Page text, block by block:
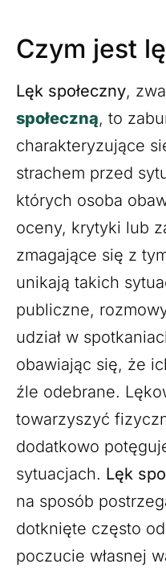
Czym jest
Lęk społeczny,
społeczną, to
charakteryzujące
strachem przed
których osoba
oceny, krytyki lub
zmagające się z
unikają takich
publiczne,
udział w
obawiając się, że
źle odebrane.
towarzyszyć
dodatkowo
sytuacjach. Lęk
na sposób
dotknięte często
poczucie własnej